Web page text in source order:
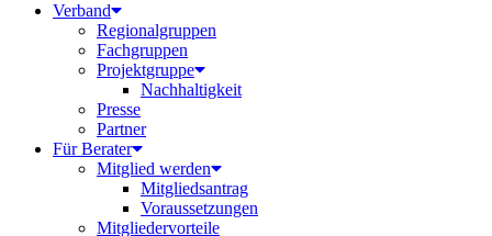
Verband
Regionalgruppen
Fachgruppen
Projektgruppe
Nachhaltigkeit
Presse
Partner
Für Berater
Mitglied werden
Mitgliedsantrag
Voraussetzungen
Mitgliedervorteile